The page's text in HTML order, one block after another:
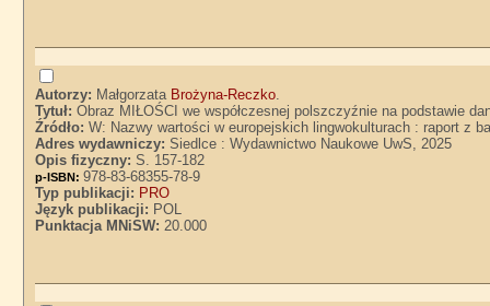
Autorzy: Małgorzata Brożyna-Reczko.
Tytuł:Obraz MIŁOŚCI we współczesnej polszczyźnie na podstawie
Źródło:W: Nazwy wartości w europejskich lingwokulturach : raport z
Adres wydawniczy:Siedlce : Wydawnictwo Naukowe UwS, 2025
Opis fizyczny:S. 157-182
p-ISBN:978-83-68355-78-9
Typ publikacji: PRO
Język publikacji: POL
Punktacja MNiSW:20.000